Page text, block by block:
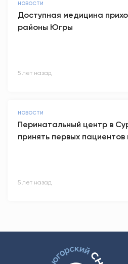
НОВОСТИ
Доступная медицина
районы Югры
5 лет назад
НОВОСТИ
Перинатальный центр в
принять первых пациентов
5 лет назад